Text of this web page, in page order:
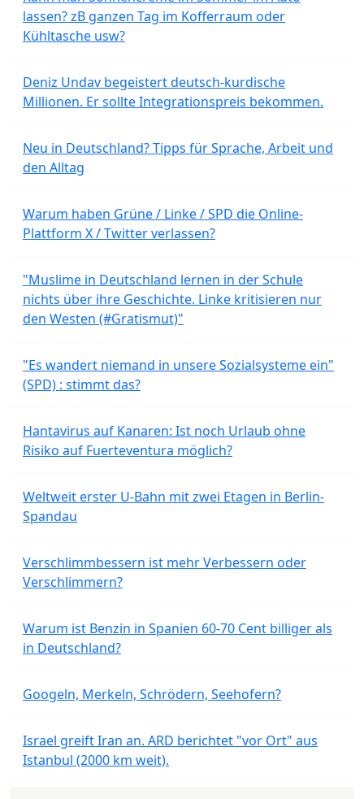
lassen? zB ganzen Tag im Kofferraum oder
Kühltasche usw?
Deniz Undav begeistert deutsch-kurdische
Millionen. Er sollte Integrationspreis bekommen.
Neu in Deutschland? Tipps für Sprache, Arbeit und
den Alltag
Warum haben Grüne / Linke / SPD die Online-
Plattform X / Twitter verlassen?
"Muslime in Deutschland lernen in der Schule
nichts über ihre Geschichte. Linke kritisieren nur
den Westen (#Gratismut)"
"Es wandert niemand in unsere Sozialsysteme ein"
(SPD) : stimmt das?
Hantavirus auf Kanaren: Ist noch Urlaub ohne
Risiko auf Fuerteventura möglich?
Weltweit erster U-Bahn mit zwei Etagen in Berlin-
Spandau
Verschlimmbessern ist mehr Verbessern oder
Verschlimmern?
Warum ist Benzin in Spanien 60-70 Cent billiger als
in Deutschland?
Googeln, Merkeln, Schrödern, Seehofern?
Israel greift Iran an. ARD berichtet "vor Ort" aus
Istanbul (2000 km weit).